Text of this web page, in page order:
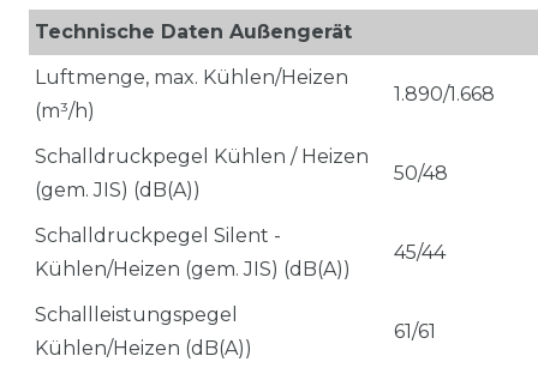
Technische Daten Außengerät
Luftmenge, max. Kühlen/Heizen
(m³/h)
1.890/1.668
Schalldruckpegel Kühlen / Heizen
(gem. JIS) (dB(A))
50/48
Schalldruckpegel Silent -
Kühlen/Heizen (gem. JIS) (dB(A))
45/44
Schallleistungspegel
Kühlen/Heizen (dB(A))
61/61